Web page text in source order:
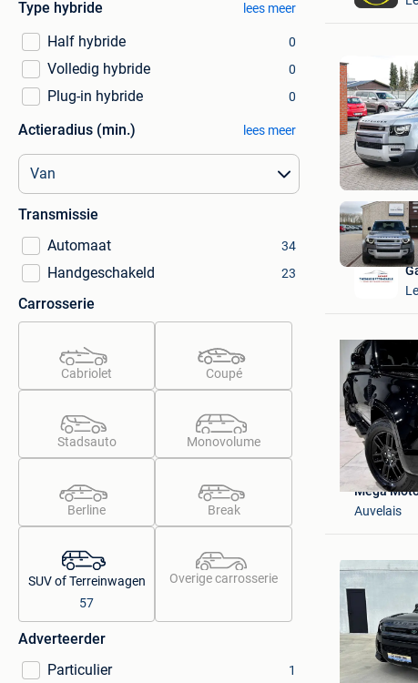
Type hybride lees meer
Half hybride 0
Volledig hybride 0
Plug-in hybride 0
Actieradius (min.) lees meer
Transmissie
Automaat
34
Handgeschakeld 23
Carrosserie
Cabriolet Coupé
Stadsauto Monovolume
Berline Break
SUV of Terreinwagen
57
Overige carrosserie
Adverteerder
Particulier
1
Mega
Auvelais